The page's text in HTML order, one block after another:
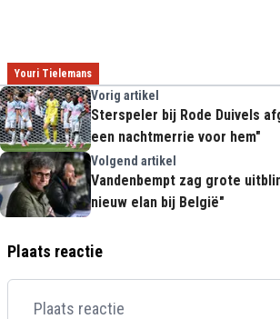
Youri Tielemans
Vorig artikel
Sterspeler bij Rode Duivels
een nachtmerrie voor hem"
Volgend artikel
Vandenbempt zag grote
nieuw elan bij België"
Plaats reactie